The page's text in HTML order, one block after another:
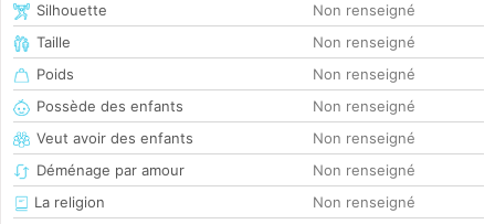
Silhouette
Non renseigné
Taille
Non renseigné
Poids
Non renseigné
Possède des enfants
Non renseigné
Veut avoir des enfants
Non renseigné
Déménage par amour
Non renseigné
La religion
Non renseigné